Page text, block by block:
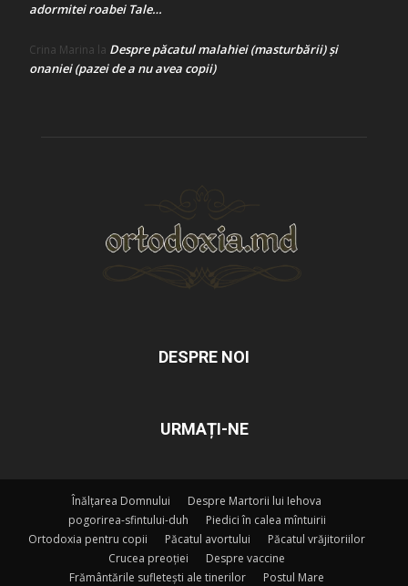
adormitei roabei Tale…
Crina Marina la Despre păcatul malahiei (masturbării) şi
onaniei (pazei de a nu avea copii)
DESPRE NOI
URMAȚI-NE
Înălțarea Domnului
Despre Martorii lui Iehova
pogorirea-sfintului-duh
Piedici în calea mîntuirii
Ortodoxia pentru copii
Păcatul avortului
Păcatul vrăjitoriilor
Crucea preoției
Despre vaccine
Frământările sufletești ale tinerilor
Postul Mare